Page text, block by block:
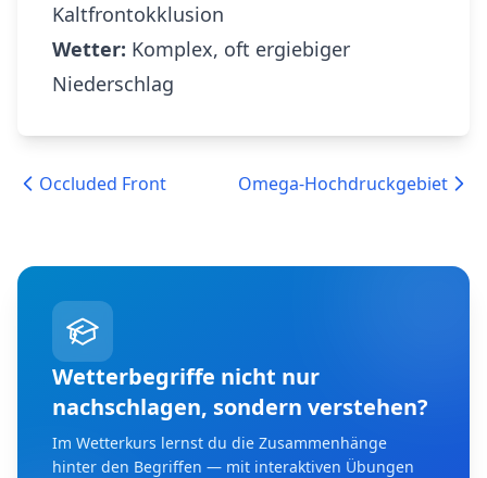
Kaltfrontokklusion
Wetter: Komplex, oft ergiebiger
Niederschlag
Occluded Front Omega-Hochdruckgebiet
Wetterbegriffe nicht nur
nachschlagen, sondern verstehen?
Im Wetterkurs lernst du die Zusammenhänge
hinter den Begriffen — mit interaktiven Übungen